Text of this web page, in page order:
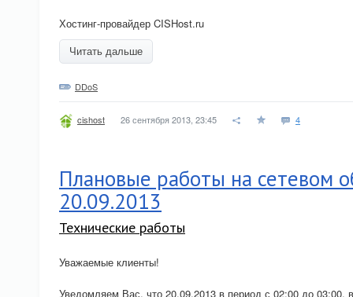
Хостинг-провайдер CISHost.ru
Читать дальше
DDoS
cishost 26 сентября 2013, 23:45 4
Плановые работы на сетевом
20.09.2013
Технические работы
Уважаемые клиенты!
Уведомляем Вас, что 20.09.2013 в период с 02:00 до 03:00,